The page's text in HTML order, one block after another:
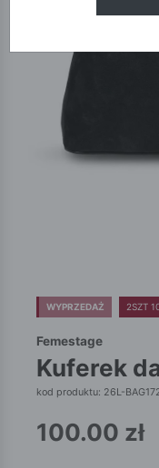
WYPRZEDAŻ 2SZT
Femestage
kuferek
kod produktu: 26L-
100.00 zł